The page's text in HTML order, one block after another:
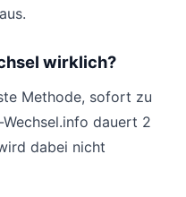
wirklich?
Methode, sofort zu
dauert 2
dabei nicht